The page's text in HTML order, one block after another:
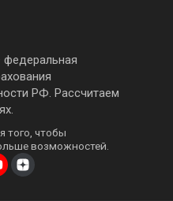
РФ. Рассчитаем
того, чтобы
возможностей.